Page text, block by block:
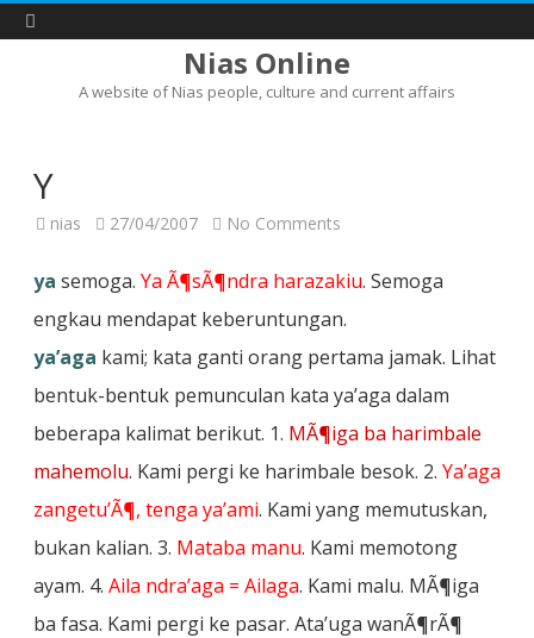
Nias Online
A website of Nias people, culture and current affairs
Y
nias 27/04/2007 No Comments
ya semoga. Ya Ã¶sÃ¶ndra harazakiu. Semoga
engkau mendapat keberuntungan.
ya’aga kami; kata ganti orang pertama jamak. Lihat
bentuk-bentuk pemunculan kata ya’aga dalam
beberapa kalimat berikut. 1. MÃ¶iga ba harimbale
mahemolu. Kami pergi ke harimbale besok. 2. Ya’aga
zangetu’Ã¶, tenga ya’ami. Kami yang memutuskan,
bukan kalian. 3. Mataba manu. Kami memotong
ayam. 4. Aila ndra’aga = Ailaga. Kami malu. MÃ¶iga
ba fasa. Kami pergi ke pasar. Ata’uga wanÃ¶rÃ¶